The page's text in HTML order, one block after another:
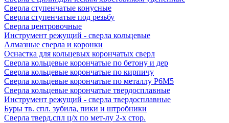
Сверла ступенчатые конусные
Сверла ступенчатые под резьбу
Сверла центровочные
Инструмент режущий - сверла кольцевые
Алмазные сверла и коронки
Оснастка для кольцевых корончатых сверл
Сверла кольцевые корончатые по бетону и дер
Сверла кольцевые корончатые по кирпичу
Сверла кольцевые корончатые по металлу Р6М5
Сверла кольцевые корончатые твердосплавные
Инструмент режущий - сверла твердосплавные
Буры тв. спл. зубила, пики и штробники
Сверла тверд.спл ц/х по мет-лу 2-х стор.